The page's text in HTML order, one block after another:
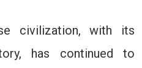
civilization, with its
has continued to